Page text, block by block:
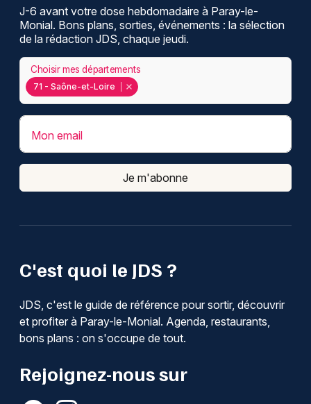
C'est quoi le JDS ?
JDS, c'est le guide de référence pour sortir, découvrir
et profiter à Paray-le-Monial. Agenda, restaurants,
bons plans : on s'occupe de tout.
Rejoignez-nous sur
J-6 avant votre dose hebdomadaire à Paray-le-
Monial. Bons plans, sorties, événements : la sélection
de la rédaction JDS, chaque jeudi.
71 - Saône-et-Loire
Choisir mes départements
Mon email
Je m'abonne